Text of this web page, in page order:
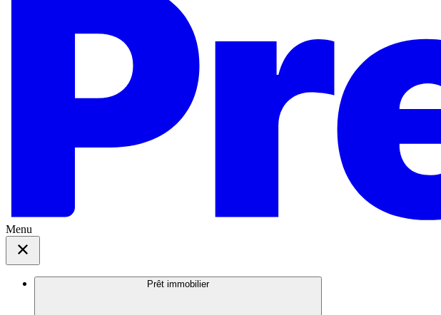
Menu
Prêt immobilier